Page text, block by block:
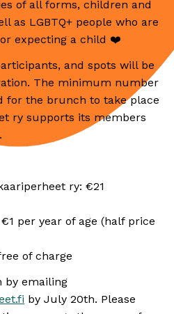
of all forms, children and
as LGBTQ+ people who are
expecting a child ❤️
and spots will be
The minimum number
for the brunch to take place
ry supports its members
ry: €21
per year of age (half price
of charge
by emailing
by July 20th. Please